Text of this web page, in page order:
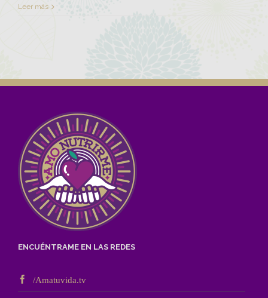
Leer más
ENCUÉNTRAME EN LAS REDES
/Amatuvida.tv